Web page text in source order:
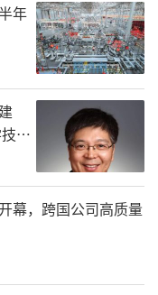
年
术
幕，跨国公司高质量